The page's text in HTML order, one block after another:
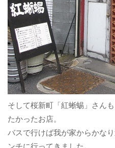
そして桜新町「紅蜥蜴」さん
たかったお店。
バスで行けば我が家からかな